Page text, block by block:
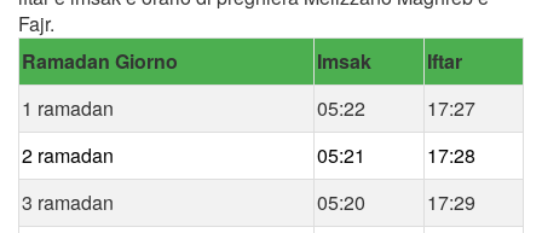
Fajr.
Ramadan Giorno
Imsak
Iftar
1 ramadan
05:22
17:27
2 ramadan
05:21
17:28
3 ramadan
05:20
17:29